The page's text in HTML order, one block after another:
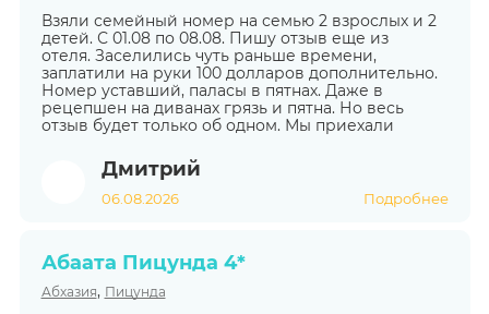
Взяли семейный номер на семью 2 взрослых и 2
детей. С 01.08 по 08.08. Пишу отзыв еще из
отеля. Заселились чуть раньше времени,
заплатили на руки 100 долларов дополнительно.
Номер уставший, паласы в пятнах. Даже в
рецепшен на диванах грязь и пятна. Но весь
отзыв будет только об одном. Мы приехали
Дмитрий
06.08.2026 Подробнее
Абаата Пицунда 4*
Абхазия, Пицунда